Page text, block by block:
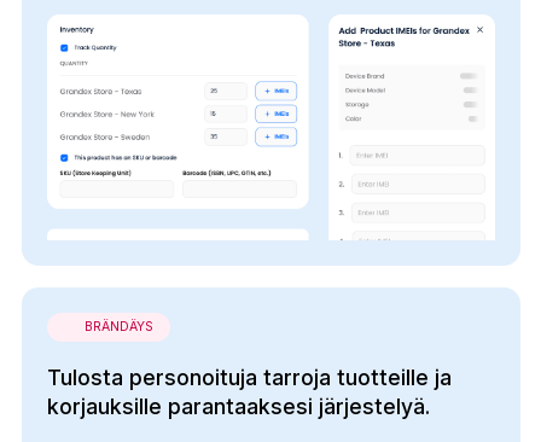
BRÄNDÄYS
Tulosta personoituja tarroja tuotteille ja
korjauksille parantaaksesi järjestelyä.